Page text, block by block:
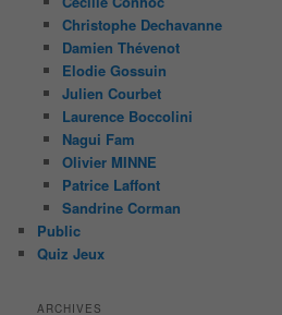
Christophe Dechavanne
Damien Thévenot
Elodie Gossuin
Julien Courbet
Laurence Boccolini
Nagui Fam
Olivier MINNE
Patrice Laffont
Sandrine Corman
Public
Quiz Jeux
ARCHIVES